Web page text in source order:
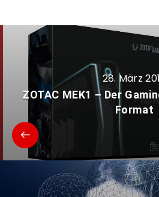
28. März
ZOTAC MEK1 – Der
Format